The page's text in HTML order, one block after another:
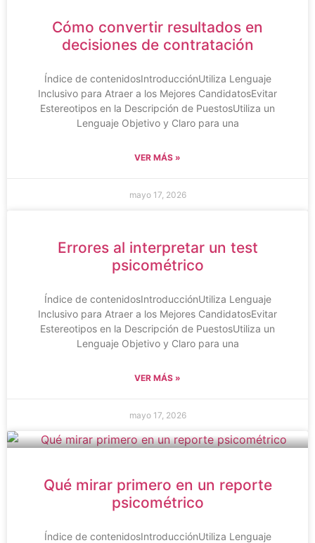
Cómo convertir resultados en
decisiones de contratación
Índice de contenidosIntroducciónUtiliza Lenguaje
Inclusivo para Atraer a los Mejores CandidatosEvitar
Estereotipos en la Descripción de PuestosUtiliza un
Lenguaje Objetivo y Claro para una
VER MÁS »
mayo 17, 2026
Errores al interpretar un test
psicométrico
Índice de contenidosIntroducciónUtiliza Lenguaje
Inclusivo para Atraer a los Mejores CandidatosEvitar
Estereotipos en la Descripción de PuestosUtiliza un
Lenguaje Objetivo y Claro para una
VER MÁS »
mayo 17, 2026
Qué mirar primero en un reporte
psicométrico
Índice de contenidosIntroducciónUtiliza Lenguaje